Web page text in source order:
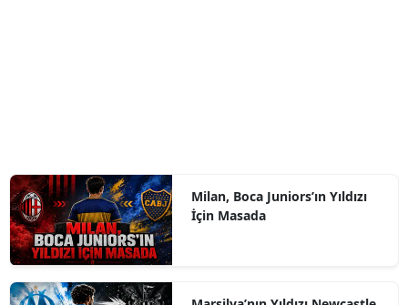
Milan, Boca Juniors’ın Yıldızı
İçin Masada